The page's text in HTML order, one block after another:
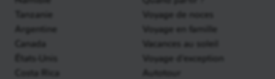
Tanzanie
Argentine
Canada
États-Unis
Costa Rica
Voyage de noces
Voyage en famille
Vacances au soleil
Voyage d'exception
Autotour